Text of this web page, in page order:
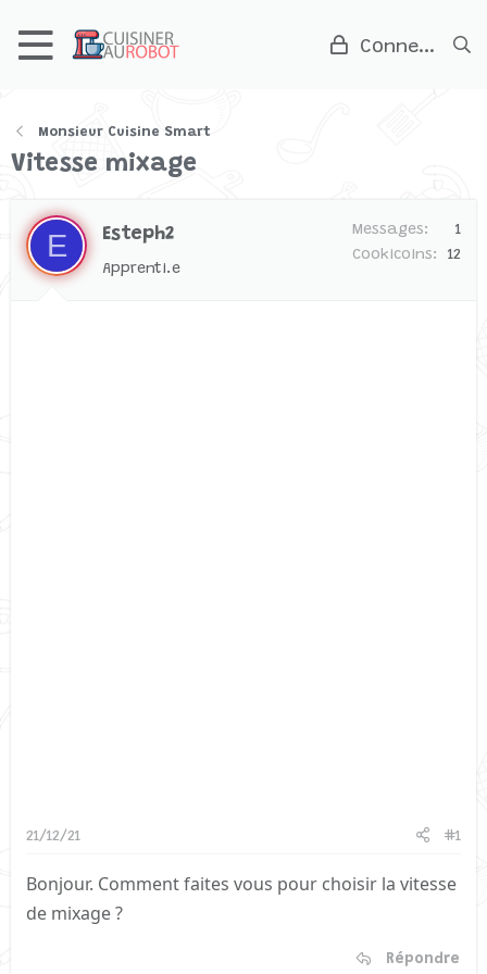
Connexion
Monsieur Cuisine Smart
Vitesse mixage
E Esteph2
Apprenti.e
Messages
1
Cookicoins
12
21/12/21 #1
Bonjour. Comment faites vous pour choisir la vitesse
de mixage ?
Répondre